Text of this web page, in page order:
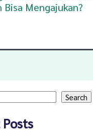
Bisa Mengajukan?
Search
Posts